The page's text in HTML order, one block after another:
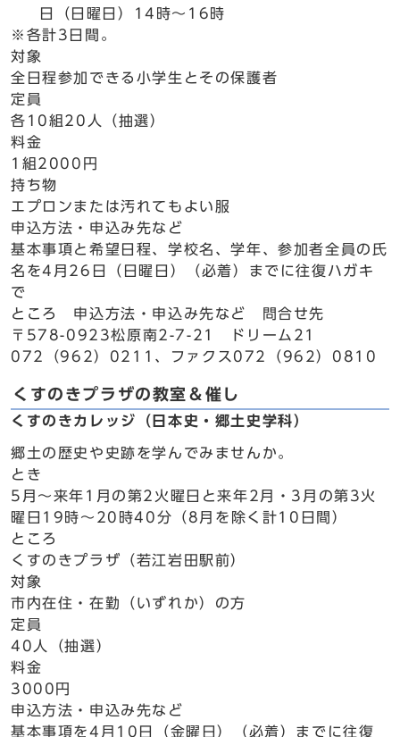
日（日曜日）14時～16時
※各計3日間。
対象
全日程参加できる小学生とその保護者
定員
各10組20人（抽選）
料金
1組2000円
持ち物
エプロンまたは汚れてもよい服
申込方法・申込み先など
基本事項と希望日程、学校名、学年、参加者全員の氏
名を4月26日（日曜日）（必着）までに往復ハガキ
で
ところ 申込方法・申込み先など 問合せ先
〒578-0923松原南2-7-21 ドリーム21
072（962）0211、ファクス072（962）0810
くすのきプラザの教室＆催し
くすのきカレッジ（日本史・郷土史学科）
郷土の歴史や史跡を学んでみませんか。
とき
5月～来年1月の第2火曜日と来年2月・3月の第3火
曜日19時～20時40分（8月を除く計10日間）
ところ
くすのきプラザ（若江岩田駅前）
対象
市内在住・在勤（いずれか）の方
定員
40人（抽選）
料金
3000円
申込方法・申込み先など
基本事項を4月10日（金曜日）（必着）までに往復